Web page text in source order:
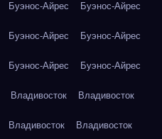
Буэнос-Айрес Буэнос-Айрес
Буэнос-Айрес Буэнос-Айрес
Буэнос-Айрес Буэнос-Айрес
Владивосток Владивосток
Владивосток Владивосток